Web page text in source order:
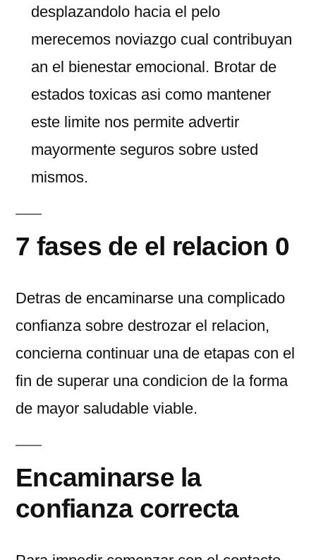
desplazandolo hacia el pelo
merecemos noviazgo cual contribuyan
an el bienestar emocional. Brotar de
estados toxicas asi­ como mantener
este limite nos permite advertir
mayormente seguros sobre usted
mismos.
7 fases de el relacion 0
Detras de encaminarse una complicado
confianza sobre destrozar el relacion,
concierna continuar una de etapas con el
fin de superar una condicion de la forma
de mayor saludable viable.
Encaminarse la
confianza correcta